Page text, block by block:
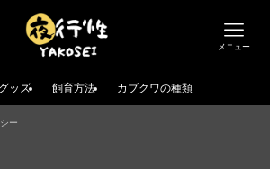
メニュー
ッズ 飼育方法 カブクワの種類
ー